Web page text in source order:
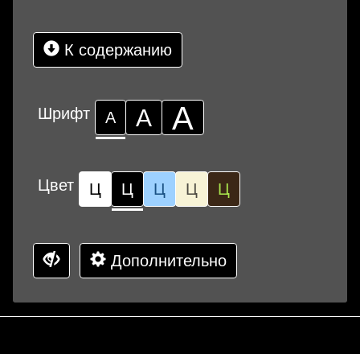
К содержанию
Шрифт А А А
Цвет Ц Ц Ц Ц Ц
Дополнительно